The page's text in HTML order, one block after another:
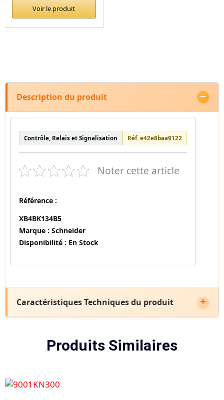
Voir le produit
Description du produit
Contrôle, Relais et Signalisation Réf. e42e8baa9122
Noter cette article
Référence :
XB4BK134B5
Marque : Schneider
Disponibilité : En Stock
Caractéristiques Techniques du produit
Produits Similaires